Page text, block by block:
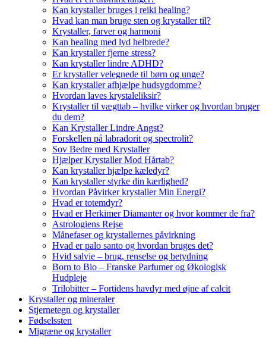
Kan krystaller bruges i reiki healing?
Hvad kan man bruge sten og krystaller til?
Krystaller, farver og harmoni
Kan healing med lyd helbrede?
Kan krystaller fjerne stress?
Kan krystaller lindre ADHD?
Er krystaller velegnede til børn og unge?
Kan krystaller afhjælpe hudsygdomme?
Hvordan laves krystaleliksir?
Krystaller til vægttab – hvilke virker og hvordan bruger
du dem?
Kan Krystaller Lindre Angst?
Forskellen på labradorit og spectrolit?
Sov Bedre med Krystaller
Hjælper Krystaller Mod Hårtab?
Kan krystaller hjælpe kæledyr?
Kan krystaller styrke din kærlighed?
Hvordan Påvirker krystaller Min Energi?
Hvad er totemdyr?
Hvad er Herkimer Diamanter og hvor kommer de fra?
Astrologiens Rejse
Månefaser og krystallernes påvirkning
Hvad er palo santo og hvordan bruges det?
Hvid salvie – brug, renselse og betydning
Born to Bio – Franske Parfumer og Økologisk
Hudpleje
Trilobitter – Fortidens havdyr med øjne af calcit
Krystaller og mineraler
Stjernetegn og krystaller
Fødselssten
Migræne og krystaller